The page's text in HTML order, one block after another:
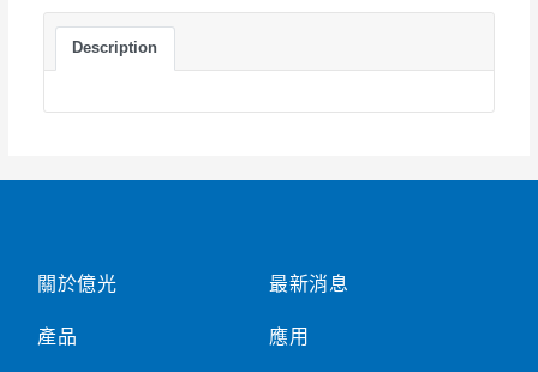
Description
關於億光
產品
最新消息
應用